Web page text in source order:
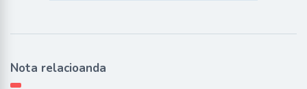
Nota relacioanda